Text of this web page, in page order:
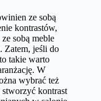
ze sobą
kontrastów,
sobą meble
Zatem, jeśli do
takie warto
W
wybrać też
kontrast